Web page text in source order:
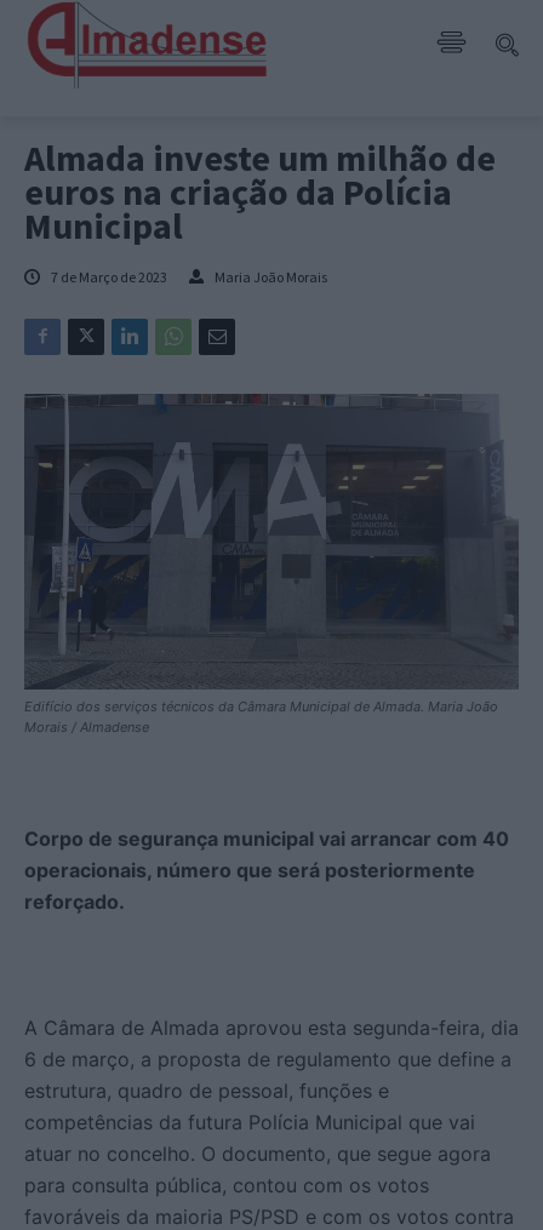
Almada investe um milhão de
euros na criação da Polícia
Municipal
7 de Março de 2023 Maria João Morais
Edifício dos serviços técnicos da Câmara Municipal de Almada. Maria João
Morais / Almadense
Corpo de segurança municipal vai arrancar com 40
operacionais, número que será posteriormente
reforçado.
A Câmara de Almada aprovou esta segunda-feira, dia
6 de março, a proposta de regulamento que define a
estrutura, quadro de pessoal, funções e
competências da futura Polícia Municipal que vai
atuar no concelho. O documento, que segue agora
para consulta pública, contou com os votos
favoráveis da maioria PS/PSD e com os votos contra